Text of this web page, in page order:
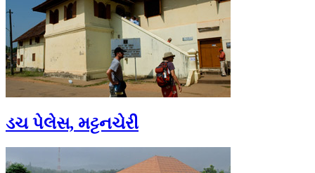
ડચ પેલેસ, મટ્ટનચેરી